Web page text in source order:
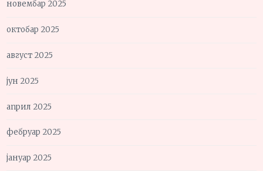
новембар 2025
октобар 2025
август 2025
јун 2025
април 2025
фебруар 2025
јануар 2025